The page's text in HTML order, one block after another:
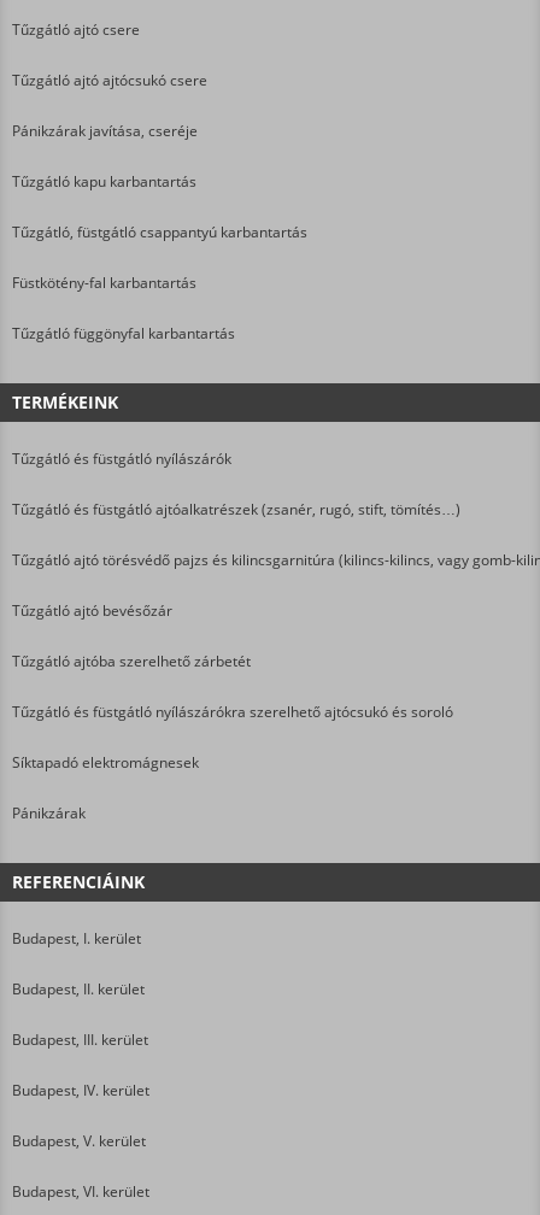
Tűzgátló ajtó csere
Tűzgátló ajtó ajtócsukó csere
Pánikzárak javítása, cseréje
Tűzgátló kapu karbantartás
Tűzgátló, füstgátló csappantyú karbantartás
Füstkötény-fal karbantartás
Tűzgátló függönyfal karbantartás
TERMÉKEINK
Tűzgátló és füstgátló nyílászárók
Tűzgátló és füstgátló ajtóalkatrészek (zsanér, rugó, stift, tömítés…)
Tűzgátló ajtó törésvédő pajzs és kilincsgarnitúra (kilincs-kilincs, vagy gomb-
Tűzgátló ajtó bevésőzár
Tűzgátló ajtóba szerelhető zárbetét
Tűzgátló és füstgátló nyílászárókra szerelhető ajtócsukó és soroló
Síktapadó elektromágnesek
Pánikzárak
REFERENCIÁINK
Budapest, I. kerület
Budapest, II. kerület
Budapest, III. kerület
Budapest, IV. kerület
Budapest, V. kerület
Budapest, VI. kerület